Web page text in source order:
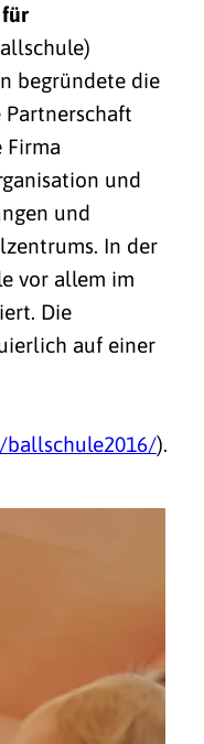
begründete die
Partnerschaft
Firma
und
und
In der
vor allem im
Die
auf einer
).